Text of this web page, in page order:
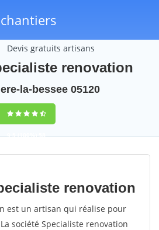
Devis gratuits artisans
renovation
la-bessee 05120
9,5(100%)58
votes
renovation
est un artisan qui réalise pour
société Specialiste renovation